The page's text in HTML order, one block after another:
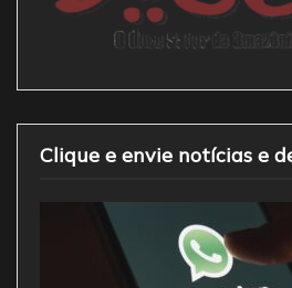
Clique e envie notícias e